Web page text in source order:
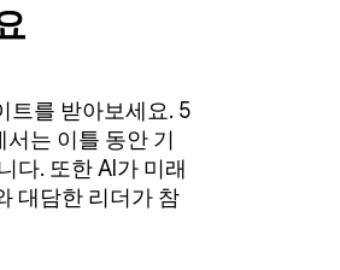
트를 받아보세요. 5
는 이틀 동안 기
다. 또한 AI가 미래
대담한 리더가 참